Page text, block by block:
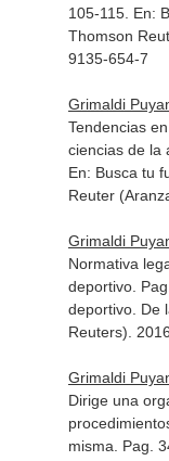
105-115. En:
Thomson
9135-654-7
Grimaldi
Tendencias
ciencias de la
En: Busca tu
Reuter
Grimaldi
Normativa
deportivo.
deportivo. De
Reuters).
Grimaldi
Dirige una
misma. Pag.